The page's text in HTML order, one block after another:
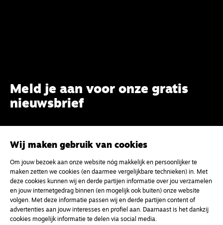
Meld je aan voor onze gratis
nieuwsbrief
Wij maken gebruik van cookies
Om jouw bezoek aan onze website nóg makkelijk en persoonlijker te
maken zetten we cookies (en daarmee vergelijkbare technieken) in. Met
deze cookies kunnen wij en derde partijen informatie over jou verzamelen
en jouw internetgedrag binnen (en mogelijk ook buiten) onze website
volgen. Met deze informatie passen wij en derde partijen content of
advertenties aan jouw interesses en profiel aan. Daarnaast is het dankzij
cookies mogelijk informatie te delen via social media.